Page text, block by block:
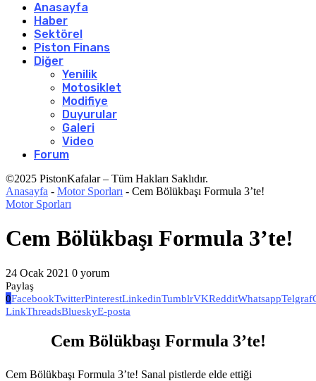
Anasayfa
Haber
Sektörel
Piston Finans
Diğer
Yenilik
Motosiklet
Modifiye
Duyurular
Galeri
Video
Forum
©2025 PistonKafalar – Tüm Hakları Saklıdır.
Anasayfa - Motor Sporları - Cem Bölükbaşı Formula 3’te!
Motor Sporları
Cem Bölükbaşı Formula 3’te!
24 Ocak 2021 0 yorum
Paylaş
0FacebookTwitterPinterestLinkedinTumblrVKRedditWhatsappTelgraf
LinkThreadsBlueskyE-posta
Cem Bölükbaşı Formula 3’te!
Cem Bölükbaşı Formula 3’te! Sanal pistlerde elde ettiği